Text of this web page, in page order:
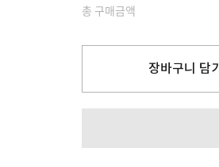
총 구매금액
장바구니 담기